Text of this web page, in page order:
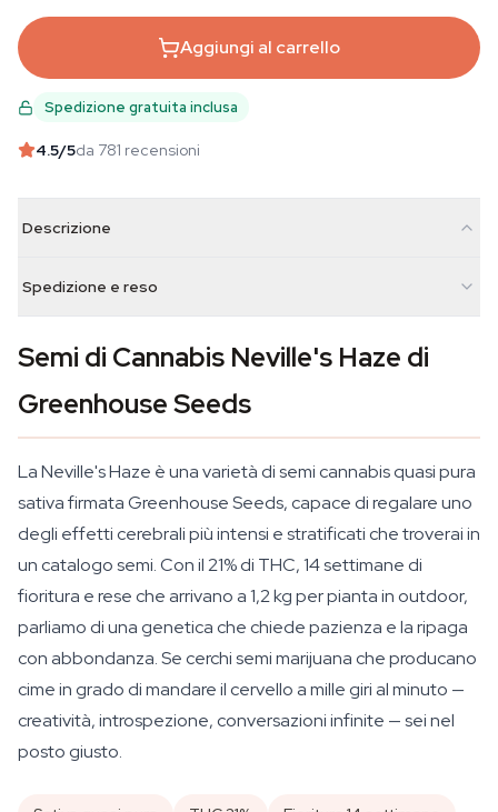
Aggiungi al carrello
Spedizione gratuita inclusa
4.5/5da 781 recensioni
Descrizione
Spedizione e reso
Semi di Cannabis Neville's Haze di
Greenhouse Seeds
La Neville's Haze è una varietà di semi cannabis quasi pura
sativa firmata Greenhouse Seeds, capace di regalare uno
degli effetti cerebrali più intensi e stratificati che troverai in
un catalogo semi. Con il 21% di THC, 14 settimane di
fioritura e rese che arrivano a 1,2 kg per pianta in outdoor,
parliamo di una genetica che chiede pazienza e la ripaga
con abbondanza. Se cerchi semi marijuana che producano
cime in grado di mandare il cervello a mille giri al minuto —
creatività, introspezione, conversazioni infinite — sei nel
posto giusto.